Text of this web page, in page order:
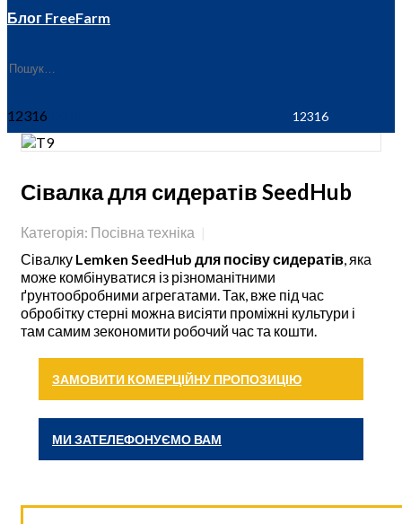
Блог FreeFarm
12316
Сівалка для сидератів SeedHub
Категорія: Посівна техніка
Сівалку Lemken SeedHub для посіву сидератів, яка
може комбінуватися із різноманітними
ґрунтообробними агрегатами. Так, вже під час
обробітку стерні можна висіяти проміжні культури і
там самим зекономити робочий час та кошти.
ЗАМОВИТИ КОМЕРЦІЙНУ ПРОПОЗИЦІЮ
МИ ЗАТЕЛЕФОНУЄМО ВАМ